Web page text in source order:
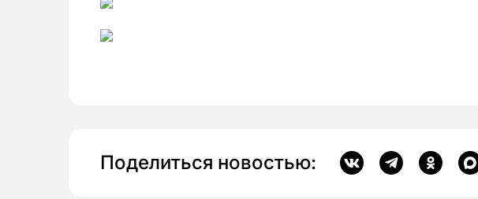
Поделиться новостью: